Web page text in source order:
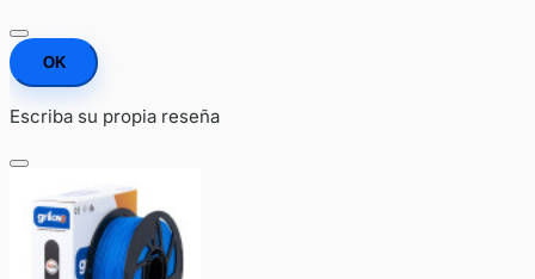
OK
Escriba su propia reseña